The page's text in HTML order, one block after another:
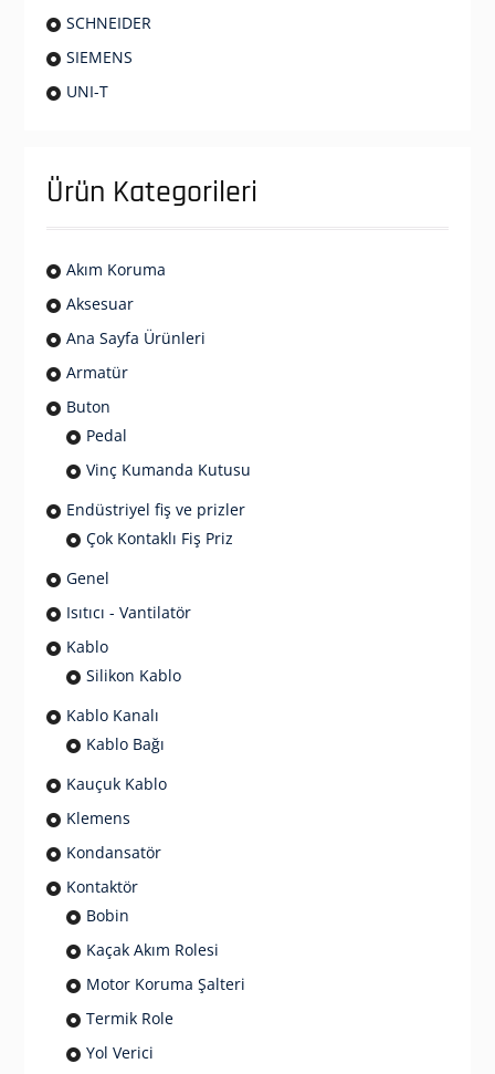
SCHNEIDER
SIEMENS
UNI-T
Ürün Kategorileri
Akım Koruma
Aksesuar
Ana Sayfa Ürünleri
Armatür
Buton
Pedal
Vinç Kumanda Kutusu
Endüstriyel fiş ve prizler
Çok Kontaklı Fiş Priz
Genel
Isıtıcı - Vantilatör
Kablo
Silikon Kablo
Kablo Kanalı
Kablo Bağı
Kauçuk Kablo
Klemens
Kondansatör
Kontaktör
Bobin
Kaçak Akım Rolesi
Motor Koruma Şalteri
Termik Role
Yol Verici